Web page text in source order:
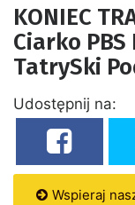
KONIEC
Ciarko PBS
TatrySki
Udostępnij na:
Wspieraj